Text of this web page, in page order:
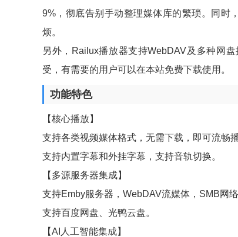
9%，彻底告别手动整理媒体库的繁琐。同时
烦。
另外，Railux播放器支持WebDAV及多种网
受，有需要的用户可以在本站免费下载使用。
功能特色
【核心播放】
支持各类视频媒体格式，无需下载，即可流畅
支持内置字幕和外挂字幕，支持音轨切换。
【多源服务器集成】
支持Emby服务器，WebDAV流媒体，SMB网络
支持百度网盘、光鸭云盘。
【AI人工智能集成】